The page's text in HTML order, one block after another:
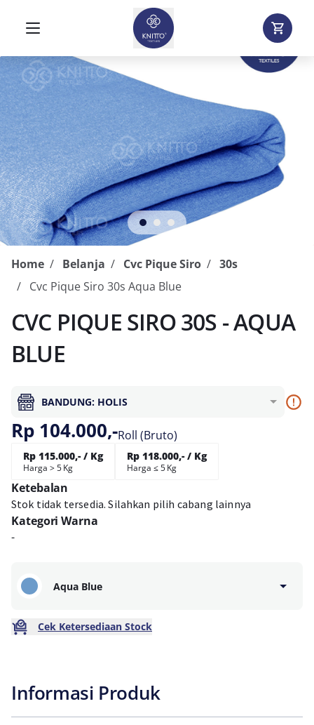
Home Belanja Cvc Pique Siro
30s
Cvc Pique Siro 30s Aqua Blue
CVC PIQUE SIRO 30S - AQUA
BLUE
BANDUNG: HOLIS
Rp 104.000,-Roll (Bruto)
Rp 115.000,- / Kg
Harga > 5 Kg
Rp 118.000,- / Kg
Harga ≤ 5 Kg
Ketebalan
Stok tidak tersedia. Silahkan pilih cabang lainnya
Kategori Warna
-
Aqua Blue
Cek Ketersediaan Stock
Informasi Produk